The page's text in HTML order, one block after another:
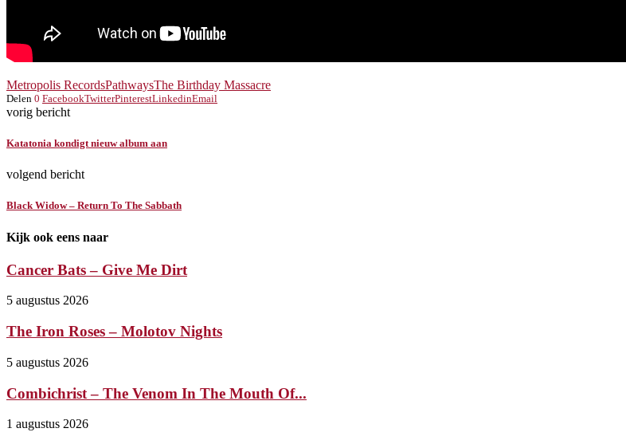
Metropolis RecordsPathwaysThe Birthday Massacre
Delen 0 FacebookTwitterPinterestLinkedinEmail
vorig bericht
Katatonia kondigt nieuw album aan
volgend bericht
Black Widow – Return To The Sabbath
Kijk ook eens naar
Cancer Bats – Give Me Dirt
5 augustus 2026
The Iron Roses – Molotov Nights
5 augustus 2026
Combichrist – The Venom In The Mouth Of...
1 augustus 2026